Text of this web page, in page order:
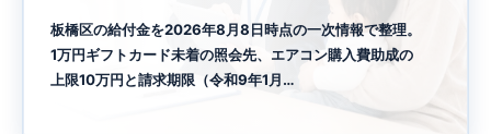
板橋区の給付金を2026年8月8日時点の一次情報で整理。
1万円ギフトカード未着の照会先、エアコン購入費助成の
上限10万円と請求期限（令和9年1月…